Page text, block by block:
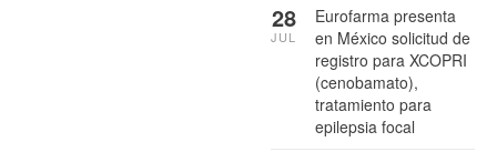
Eurofarma presenta
en México solicitud de
registro para XCOPRI
(cenobamato),
tratamiento para
epilepsia focal
28
JUL